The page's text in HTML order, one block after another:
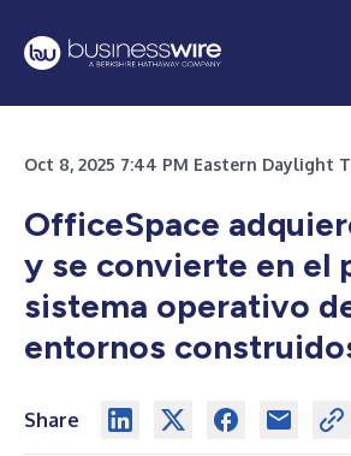
Oct 8, 2025 7:44 PM Eastern Daylight
OfficeSpace
y se convierte en el
sistema operativo
entornos
Share